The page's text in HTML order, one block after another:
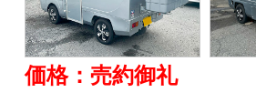
価格：売約御礼